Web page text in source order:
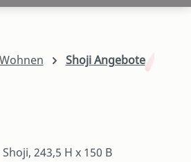
Wohnen Shoji Angebote